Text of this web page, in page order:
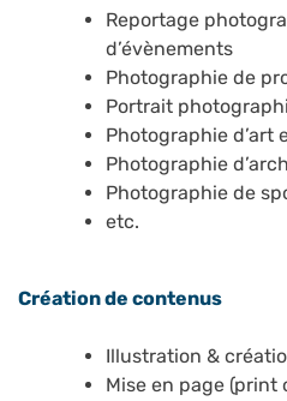
Reportage
d’évènements
Photographie de
Portrait
Photographie d’art
Photographie
Photographie de
etc.
Création de contenus
Illustration &
Mise en page (print